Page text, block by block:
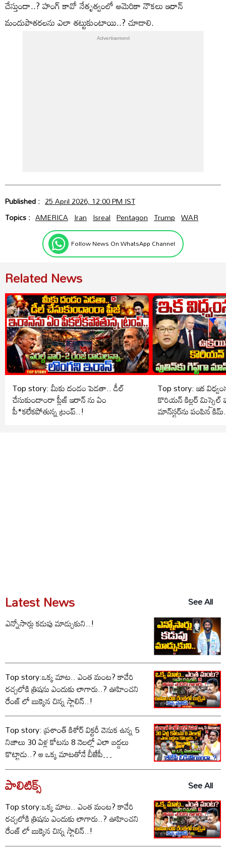
చేస్తుందా..? హంగ్ కావో నేతృత్వంలో అమెరికా నౌకలు ఇరాన్
మందుపాతరలను ఎలా తట్టుకుంటాయి..? చూడాలి.
Published : 25 April 2026, 12:00 PM IST
Topics : AMERICA Iran Isreal Pentagon Trump WAR
Follow News On WhatsApp Channel
Related News
Top story: మీకు దండం పెడతా.. డీల్
చేసుకుందాంరా ప్లీజ్ ఇరాన్ ను ఏం
పీ*కలేకపోతున్న ట్రంప్..!
Top story: ఇక
కొరియన్ కిల్లర్ మిస్సైల్
మాన్‌స్టర్‌ను పంపిన
Latest News
See All
ఎన్నోసార్లు కడుపు మాడ్చుకుని..!
Top story:ఒక్క మాట.. ఎంత మంట? కావేరి
రచ్చలోకి త్రిషను ఎందుకు లాగారు..? ఊహించని
రేంజ్ లో బుక్కైన చిన్న స్టాలిన్..!
Top story: ప్రశాంత్ కిశోర్ విక్టరీ వెనుక ఉన్న 5
నిజాలు 30 ఏళ్ల కోటను 8 నెలల్లో ఎలా బద్దలు
కొట్టాడు..? ఆ ఒక్క మాటతోనే బీజేపీ
ఓడిపోయిందా..?
పాలిటిక్స్‌
See All
Top story:ఒక్క మాట.. ఎంత మంట? కావేరి
రచ్చలోకి త్రిషను ఎందుకు లాగారు..? ఊహించని
రేంజ్ లో బుక్కైన చిన్న స్టాలిన్..!